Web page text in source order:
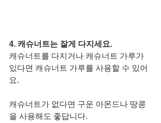
4. 캐슈너트는 잘게 다지세요.
캐슈너트를 다지거나 캐슈너트 가루가
있다면 캐슈너트 가루를 사용할 수 있어
요.
캐슈너트가 없다면 구운 아몬드나 땅콩
을 사용해도 좋답니다.